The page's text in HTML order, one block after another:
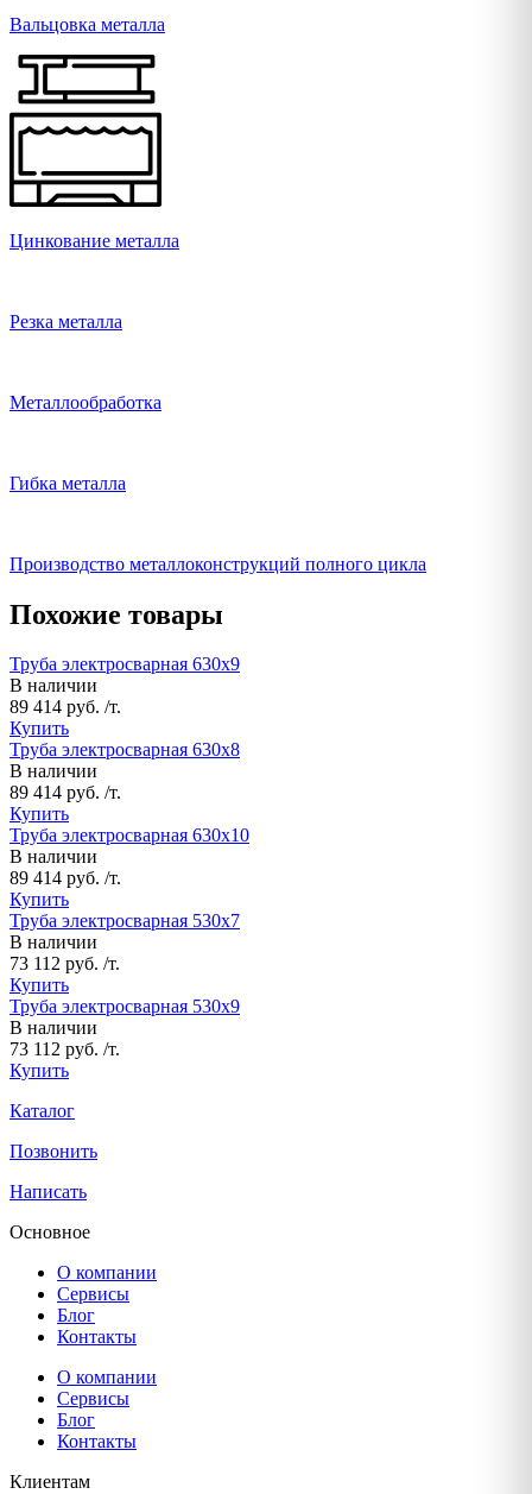
Вальцовка металла
Цинкование металла
Резка металла
Металлообработка
Гибка металла
Производство металлоконструкций полного цикла
Похожие товары
Труба электросварная 630х9
В наличии
89 414 руб. /т.
Купить
Труба электросварная 630х8
В наличии
89 414 руб. /т.
Купить
Труба электросварная 630х10
В наличии
89 414 руб. /т.
Купить
Труба электросварная 530х7
В наличии
73 112 руб. /т.
Купить
Труба электросварная 530х9
В наличии
73 112 руб. /т.
Купить
Каталог
Позвонить
Написать
Основное
О компании
Сервисы
Блог
Контакты
О компании
Сервисы
Блог
Контакты
Клиентам